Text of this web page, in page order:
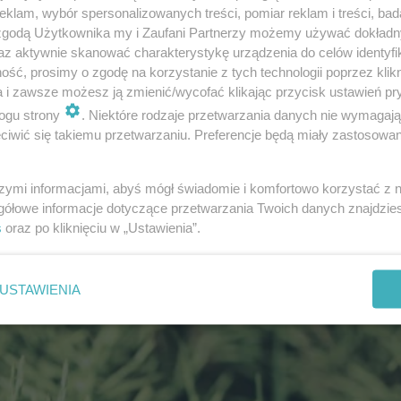
chętnie zasiedlają konkretne podłoża, a na
się roślinami wskaźnikowymi i wykorzystuje do
w przybliżeniu określić jego skład chemiczny
wybór spersonalizowanych treści, pomiar reklam i treści,
Użytkownika my i Zaufani Partnerzy możemy używać
aktywnie skanować charakterystykę urządzenia do celów
prosimy o zgodę na korzystanie z tych technologii poprzez
i zawsze możesz ją zmienić/wycofać klikając przycisk ustawień
strony
. Niektóre rodzaje przetwarzania danych nie
się takiemu przetwarzaniu. Preferencje będą miały
informacjami, abyś mógł świadomie i komfortowo korzystać z
informacje dotyczące przetwarzania Twoich danych
oraz po kliknięciu w „Ustawienia”.
USTAWIENIA